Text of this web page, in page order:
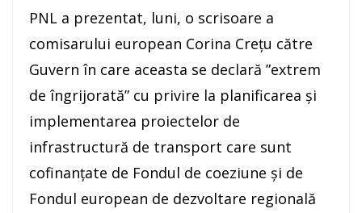
PNL a prezentat, luni, o scrisoare a
comisarului european Corina Creţu către
Guvern în care aceasta se declară ”extrem
de îngrijorată” cu privire la planificarea şi
implementarea proiectelor de
infrastructură de transport care sunt
cofinanţate de Fondul de coeziune şi de
Fondul european de dezvoltare regională